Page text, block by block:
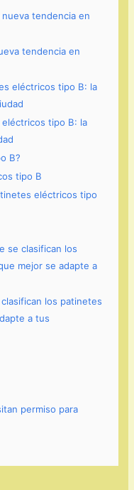
tendencia en
tendencia en
eléctricos tipo B: la
tipo B: la
B?
tipo B
eléctricos tipo
se clasifican los
mejor se adapte a
los patinetes
a tus
permiso para